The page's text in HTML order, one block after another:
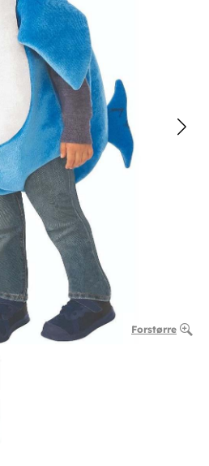
Forstørre